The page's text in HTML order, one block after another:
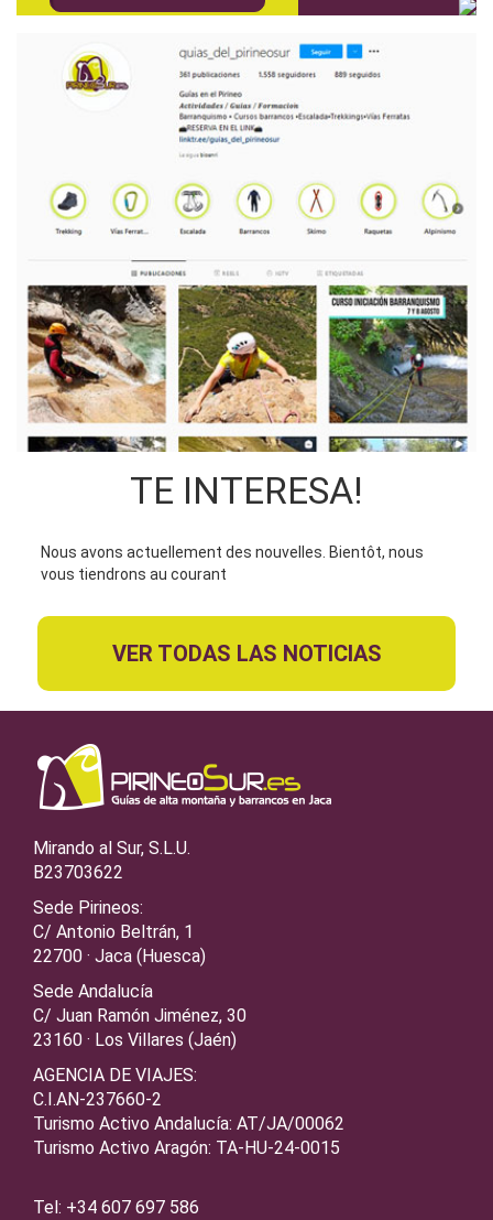
TE INTERESA!
Nous avons actuellement des nouvelles. Bientôt, nous
vous tiendrons au courant
VER TODAS LAS NOTICIAS
Mirando al Sur, S.L.U.
B23703622
Sede Pirineos:
C/ Antonio Beltrán, 1
22700 · Jaca (Huesca)
Sede Andalucía
C/ Juan Ramón Jiménez, 30
23160 · Los Villares (Jaén)
AGENCIA DE VIAJES:
C.I.AN-237660-2
Turismo Activo Andalucía: AT/JA/00062
Turismo Activo Aragón: TA-HU-24-0015
Tel: +34 607 697 586